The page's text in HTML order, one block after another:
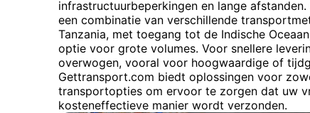
infrastructuurbeperkingen en lange
een combinatie van verschillende
Tanzania, met toegang tot de Indische
optie voor grote volumes. Voor snellere
overwogen, vooral voor hoogwaardige of
Gettransport.com biedt oplossingen voor
transportopties om ervoor te zorgen dat uw
kosteneffectieve manier wordt verzonden.